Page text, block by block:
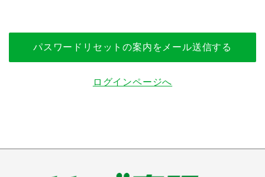
ログインページへ